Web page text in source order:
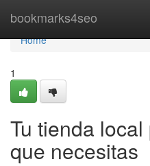
bookmarks4seo
Home
Home
1
Tu tienda
que necesitas